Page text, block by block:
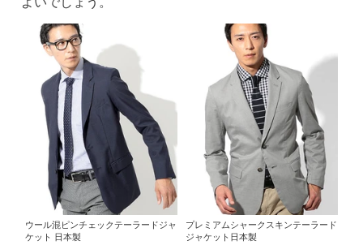
ウール混ピンチェックテーラードジャ
ケット 日本製
プレミアムシャークスキンテーラード
ジャケット日本製